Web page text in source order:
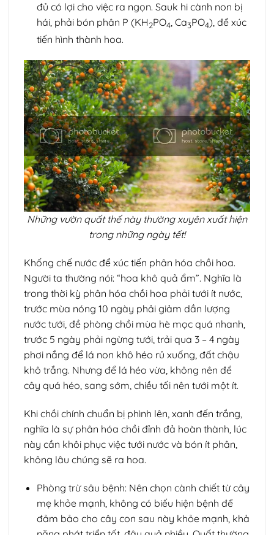
đủ có lợi cho việc ra ngọn. Sauk hi cành non bị
hái, phải bón phân P (KH2PO4, Ca3PO4), để xúc
tiến hình thành hoa.
Những vườn quất thế này thường xuyên xuất hiện
trong những ngày tết!
Khống chế nước để xúc tiến phân hóa chồi hoa.
Người ta thường nói: “hoa khô quả ẩm”. Nghĩa là
trong thời kỳ phân hóa chồi hoa phải tưới ít nước,
trước mùa nóng 10 ngày phải giảm dần lượng
nước tưới, đề phòng chồi mùa hè mọc quá nhanh,
trước 5 ngày phải ngừng tưới, trải qua 3 – 4 ngày
phơi nắng để lá non khô héo rủ xuống, đất chậu
khô trắng. Nhưng để lá héo vừa, không nên để
cây quá héo, sang sớm, chiều tối nên tưới một ít.
Khi chồi chính chuẩn bị phình lên, xanh đến trắng,
nghĩa là sự phân hóa chồi đỉnh đả hoàn thành, lúc
này cần khôi phục việc tưới nước và bón ít phân,
không lâu chúng sẽ ra hoa.
Phòng trừ sâu bệnh: Nên chọn cành chiết từ cây
mẹ khỏe mạnh, không có biếu hiện bệnh để
đảm bảo cho cây con sau này khỏe mạnh, khả